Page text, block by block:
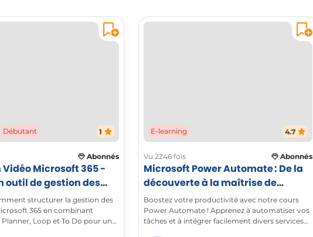
Débutant 1
Abonnés
Microsoft 365 -
outil de gestion des
structurer la gestion des
365 en combinant
Loop et To Do pour un
E-learning 4.7
Vu 2246 fois Abonnés
Microsoft Power Automate : De la
découverte à la maîtrise de
l'automatisation
Boostez votre productivité avec notre cours
Power Automate ! Apprenez à automatiser vos
tâches et à intégrer facilement divers services